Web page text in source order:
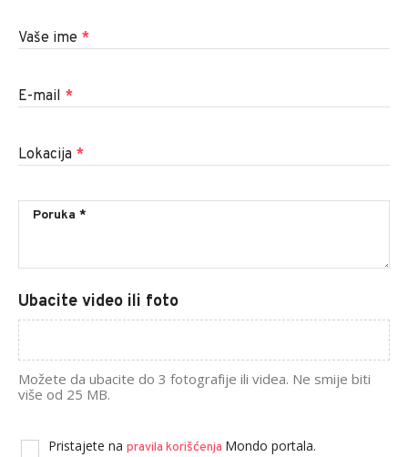
Vaše ime *
E-mail *
Lokacija *
Ubacite video ili foto
Možete da ubacite do 3 fotografije ili videa. Ne smije biti
više od 25 MB.
Pristajete na pravila korišćenja Mondo portala.